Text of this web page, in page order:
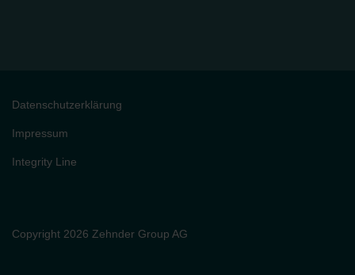
Copyright 2026 Zehnder Group AG
Datenschutzerklärung
Impressum
Integrity Line